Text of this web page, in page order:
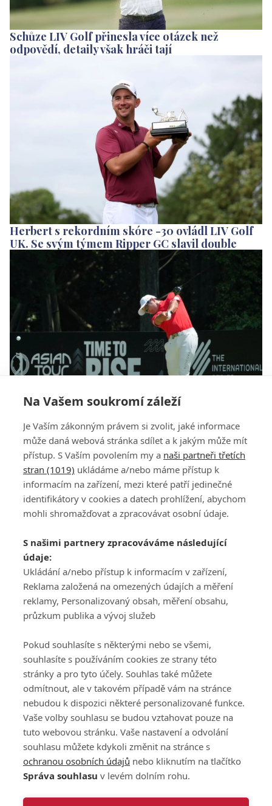
Na Vašem soukromí záleží
Je Vaším zákonným právem si zvolit, jaké informace
může daná webová stránka sdílet a k jakým může mít
přístup. S Vaším povolením my a naši partneři třetích
stran (1019) ukládáme a/nebo máme přístup k
informacím na zařízení, mezi které patří jedinečné
identifikátory v cookies a datech prohlížení, abychom
mohli shromažďovat a zpracovávat osobní údaje.
S našimi partnery zpracováváme následující
údaje:
Ukládání a/nebo přístup k informacím v zařízení,
Reklama založená na omezených údajích a měření
reklamy, Personalizovaný obsah, měření obsahu,
průzkum publika a vývoj služeb
Pokud souhlasíte s některými nebo se všemi,
souhlasíte s používáním cookies ze strany této
stránky a pro tyto účely. Souhlas také můžete
odmítnout, ale v takovém případě vám na stránce
nebudou k dispozici některé personalizované funkce.
Vaše volby souhlasu se budou vztahovat pouze na
tuto webovou stránku. Vaše nastavení a odvolání
souhlasu můžete kdykoli změnit na stránce s
ochranou osobních údajů nebo kliknutím na tlačítko
Správa souhlasu v levém dolním rohu.
Schůze LIV Golf přinesla více otázek než
odpovědí, detaily však hráči tají
Herbert s rekordním skóre -30 ovládl LIV Golf
UK. Se svým týmem Ripper GC slavil double
Asian Tour hází LIV Golf přes palubu. Vrací se ke
spolupráci s DP World Tour a PGA Tour
Všeobecné obchodní
podmínky služby
GolfExtra.cz Premium
Podmínky zpracování
osobních údajů při
GolfExtra
Ceník GolfExtra.cz
Premium
Doporučené odkazy
ATV CZ, s.r.o.
140 00 Praha 4
Editor
Honza Fait
+420 723 898 969
fait@golfextra.cz
Obchod
Edita Hanušová
+420 724 150 784
hanusova@relmost.cz